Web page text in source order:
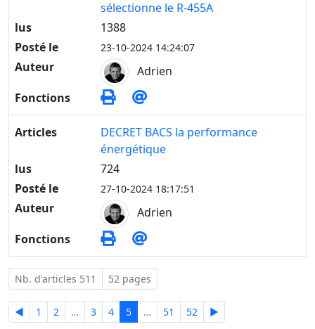
sélectionne le R-455A
lus
1388
Posté le
23-10-2024 14:24:07
Auteur
Adrien
Fonctions
Articles
DECRET BACS la performance
énergétique
lus
724
Posté le
27-10-2024 18:17:51
Auteur
Adrien
Fonctions
Nb. d'articles 511 52 pages
◄ 1 2 … 3 4 5 … 51 52 ►